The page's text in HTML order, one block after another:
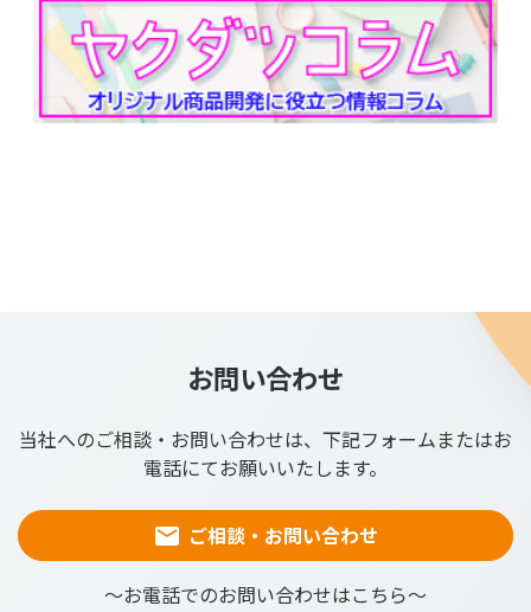
お問い合わせ
当社へのご相談・お問い合わせは、下記フォームまたはお
電話にてお願いいたします。
～お電話でのお問い合わせはこちら～
ご相談・お問い合わせ